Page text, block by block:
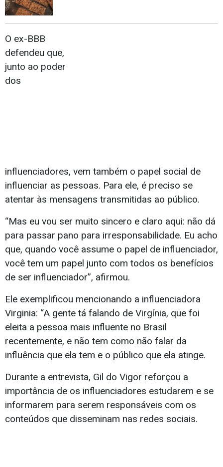
O ex-BBB
defendeu que,
junto ao poder
dos
influenciadores, vem também o papel social de
influenciar as pessoas. Para ele, é preciso se
atentar às mensagens transmitidas ao público.
“Mas eu vou ser muito sincero e claro aqui: não dá
para passar pano para irresponsabilidade. Eu acho
que, quando você assume o papel de influenciador,
você tem um papel junto com todos os benefícios
de ser influenciador”, afirmou.
Ele exemplificou mencionando a influenciadora
Virginia: “A gente tá falando de Virgínia, que foi
eleita a pessoa mais influente no Brasil
recentemente, e não tem como não falar da
influência que ela tem e o público que ela atinge.
Durante a entrevista, Gil do Vigor reforçou a
importância de os influenciadores estudarem e se
informarem para serem responsáveis com os
conteúdos que disseminam nas redes sociais.